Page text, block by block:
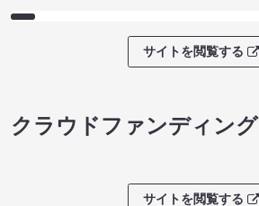
サイトを閲覧する
クラウドファンディング
サイトを閲覧する